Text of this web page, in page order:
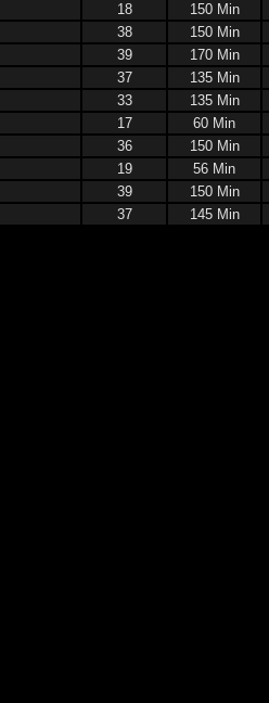
18 150 Min
38 150 Min
39 170 Min
37 135 Min
33 135 Min
17 60 Min
36 150 Min
19 56 Min
39 150 Min
37 145 Min